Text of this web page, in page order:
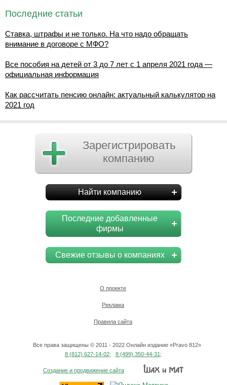
Последние статьи
Ставка, штрафы и не только. На что надо обращать
внимание в договоре с МФО?
Все пособия на детей от 3 до 7 лет с 1 апреля 2021 года —
официальная информация
Как рассчитать пенсию онлайн: актуальный калькулятор на
2021 год
Зарегистрировать
компанию
Найти компанию
Последние добавленные
фирмы
Свежие отзывы о компаниях
О проекте
Реклама
Правила сайта
Все права защищены © 2011 - 2022 Онлайн издание «Pravo 812»
8 (812) 627-14-02; 8 (499) 350-44-31 ;
Создание и продвижение сайта